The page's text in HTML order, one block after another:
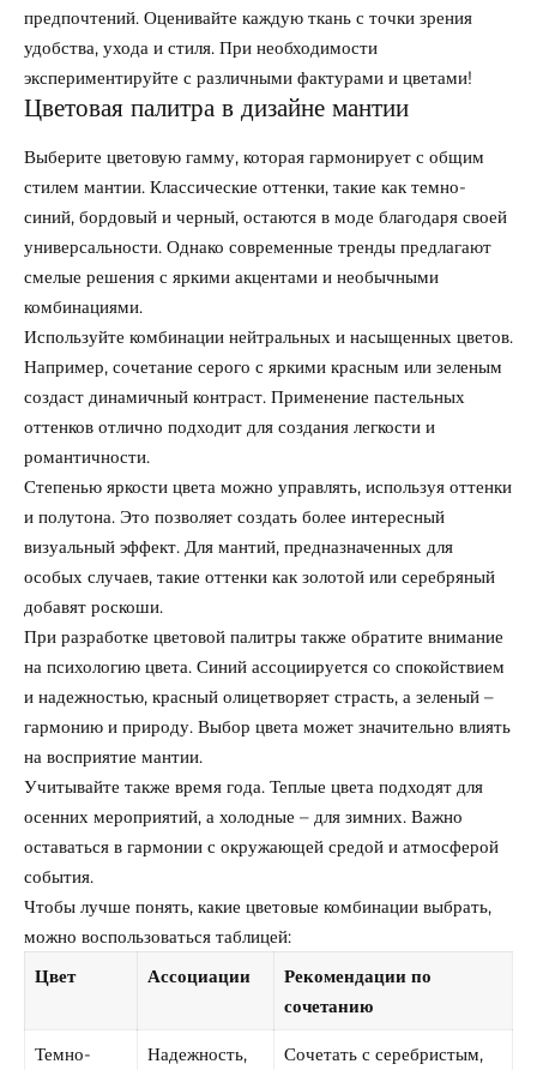
предпочтений. Оценивайте каждую ткань с точки зрения
удобства, ухода и стиля. При необходимости
экспериментируйте с различными фактурами и цветами!
Цветовая палитра в дизайне мантии
Выберите цветовую гамму, которая гармонирует с общим
стилем мантии. Классические оттенки, такие как темно-
синий, бордовый и черный, остаются в моде благодаря своей
универсальности. Однако современные тренды предлагают
смелые решения с яркими акцентами и необычными
комбинациями.
Используйте комбинации нейтральных и насыщенных цветов.
Например, сочетание серого с яркими красным или зеленым
создаст динамичный контраст. Применение пастельных
оттенков отлично подходит для создания легкости и
романтичности.
Степенью яркости цвета можно управлять, используя оттенки
и полутона. Это позволяет создать более интересный
визуальный эффект. Для мантий, предназначенных для
особых случаев, такие оттенки как золотой или серебряный
добавят роскоши.
При разработке цветовой палитры также обратите внимание
на психологию цвета. Синий ассоциируется со спокойствием
и надежностью, красный олицетворяет страсть, а зеленый –
гармонию и природу. Выбор цвета может значительно влиять
на восприятие мантии.
Учитывайте также время года. Теплые цвета подходят для
осенних мероприятий, а холодные – для зимних. Важно
оставаться в гармонии с окружающей средой и атмосферой
события.
Чтобы лучше понять, какие цветовые комбинации выбрать,
можно воспользоваться таблицей:
Цвет
Ассоциации
Рекомендации по
сочетанию
Темно-
Надежность,
Сочетать с серебристым,